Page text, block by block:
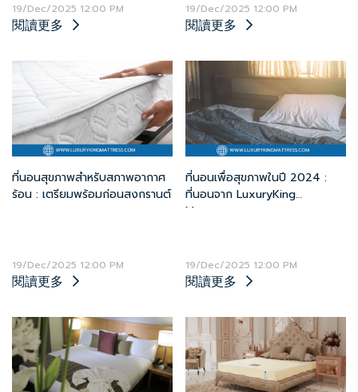
19/Dec/2025 12:00 PM
閱讀更多
19/Dec/2025 12:00 PM
閱讀更多
ที่นอนสุขภาพสำหรับสภาพอากาศ
ร้อน : เตรียมพร้อมก่อนสงกรานต์
19/Dec/2025 12:00 PM
閱讀更多
ที่นอนเพื่อสุขภาพในปี 2024 :
ที่นอนจาก LuxuryKing
Mattress
19/Dec/2025 12:00 PM
閱讀更多